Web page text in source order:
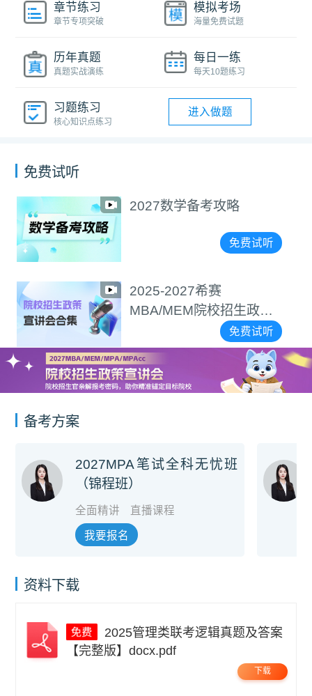
章节练习
章节专项突破
模拟考场
海量免费试题
历年真题
真题实战演练
每日一练
每天10题练习
习题练习
核心知识点练习
进入做题
免费试听
2027数学备考攻略
免费试听
2025-2027希赛
MBA/MEM院校招生政策
免费试听
备考方案
2027MPA笔试全科无忧班
（锦程班）
全面精讲 直播课程
我要报名
资料下载
【完整版】docx.pdf
下载